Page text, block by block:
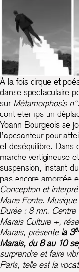
À la fois cirque et
danse spectaculaire
sur Métamorphosis
contretemps un
Yoann Bourgeois se
l’apesanteur pour
et déséquilibre. Dans
marche vertigineuse
suspension, instant
pas encore amorcée
Conception et
Marie Fonte.
Durée : 8 mn. Centre
Marais Culture +,
Marais, présente la 3
Marais, du 8 au 10
surprendre et faire
Paris, telle est la